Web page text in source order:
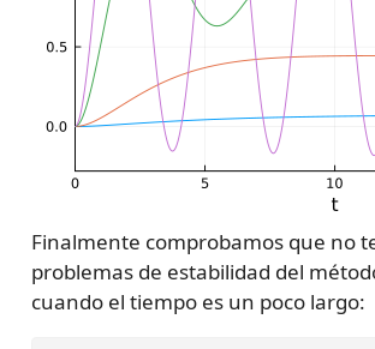
Finalmente comprobamos que no
problemas de estabilidad del
cuando el tiempo es un poco largo: